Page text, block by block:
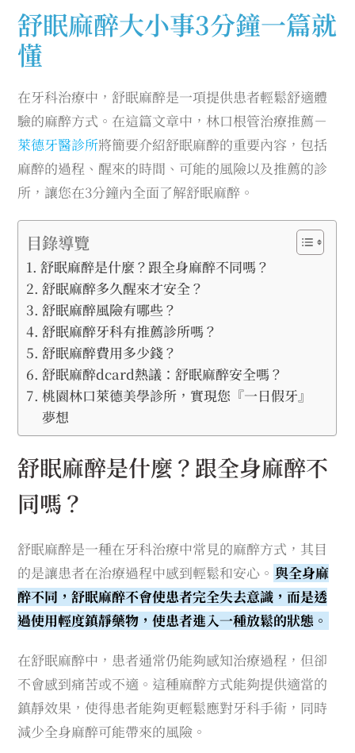
舒眠麻醉大小事3分鐘一篇就
懂
在牙科治療中，舒眠麻醉是一項提供患者輕鬆舒適體
驗的麻醉方式。在這篇文章中，林口根管治療推薦－
萊德牙醫診所將簡要介紹舒眠麻醉的重要內容，包括
麻醉的過程、醒來的時間、可能的風險以及推薦的診
所，讓您在3分鐘內全面了解舒眠麻醉。
目錄導覽
舒眠麻醉是什麼？跟全身麻醉不同嗎？
舒眠麻醉多久醒來才安全？
舒眠麻醉風險有哪些？
舒眠麻醉牙科有推薦診所嗎？
舒眠麻醉費用多少錢？
舒眠麻醉dcard熱議：舒眠麻醉安全嗎？
桃園林口萊德美學診所，實現您『一日假牙』
夢想
舒眠麻醉是什麼？跟全身麻醉不
同嗎？
舒眠麻醉是一種在牙科治療中常見的麻醉方式，其目
的是讓患者在治療過程中感到輕鬆和安心。 與全身麻
醉不同，舒眠麻醉不會使患者完全失去意識，而是透
過使用輕度鎮靜藥物，使患者進入一種放鬆的狀態。
在舒眠麻醉中，患者通常仍能夠感知治療過程，但卻
不會感到痛苦或不適。這種麻醉方式能夠提供適當的
鎮靜效果，使得患者能夠更輕鬆應對牙科手術，同時
減少全身麻醉可能帶來的風險。